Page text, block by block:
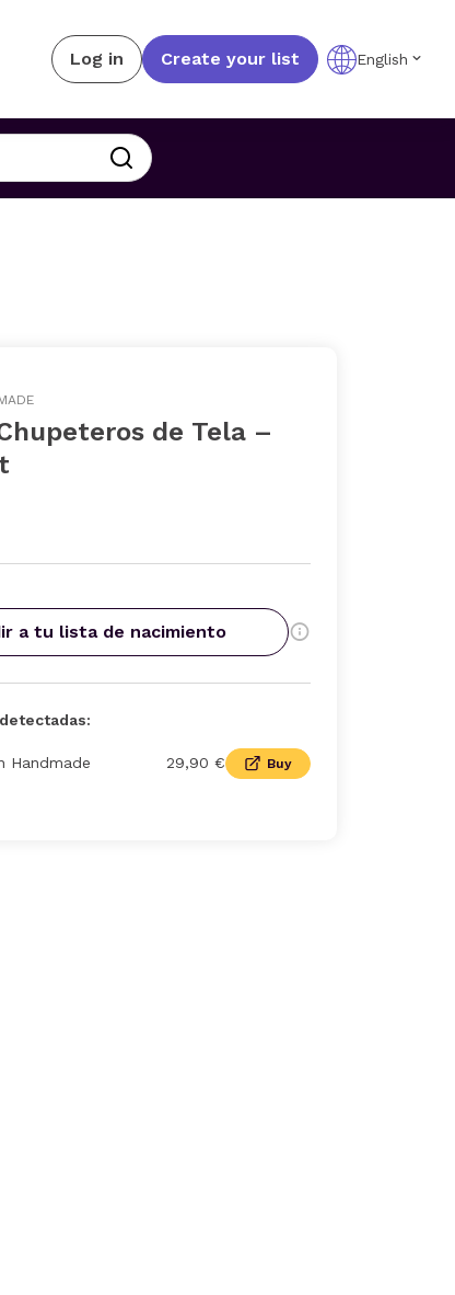
Log in Create your list English
de Tela –
a tu lista de nacimiento
Handmade 29,90 € Buy